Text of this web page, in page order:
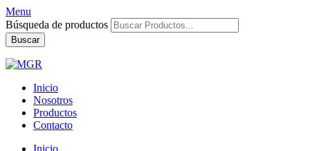
Menu
Búsqueda de productos
Buscar
Inicio
Nosotros
Productos
Contacto
Inicio